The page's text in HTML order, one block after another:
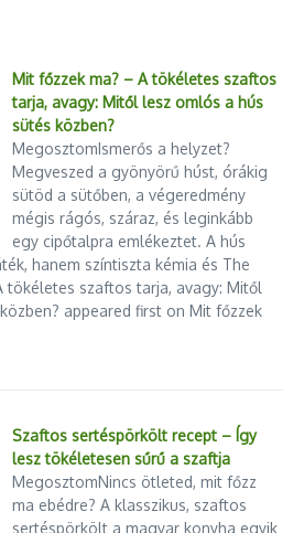
Mit főzzek ma? – A tökéletes szaftos
tarja, avagy: Mitől lesz omlós a hús
sütés közben?
MegosztomIsmerős a helyzet?
Megveszed a gyönyörű húst, órákig
sütöd a sütőben, a végeredmény
mégis rágós, száraz, és leginkább
egy cipőtalpra emlékeztet. A hús
hanem színtiszta kémia és The
tökéletes szaftos tarja, avagy: Mitől
appeared first on Mit főzzek
Szaftos sertéspörkölt recept – Így
lesz tökéletesen sűrű a szaftja
MegosztomNincs ötleted, mit főzz
ma ebédre? A klasszikus, szaftos
sertéspörkölt a magyar konyha egyik